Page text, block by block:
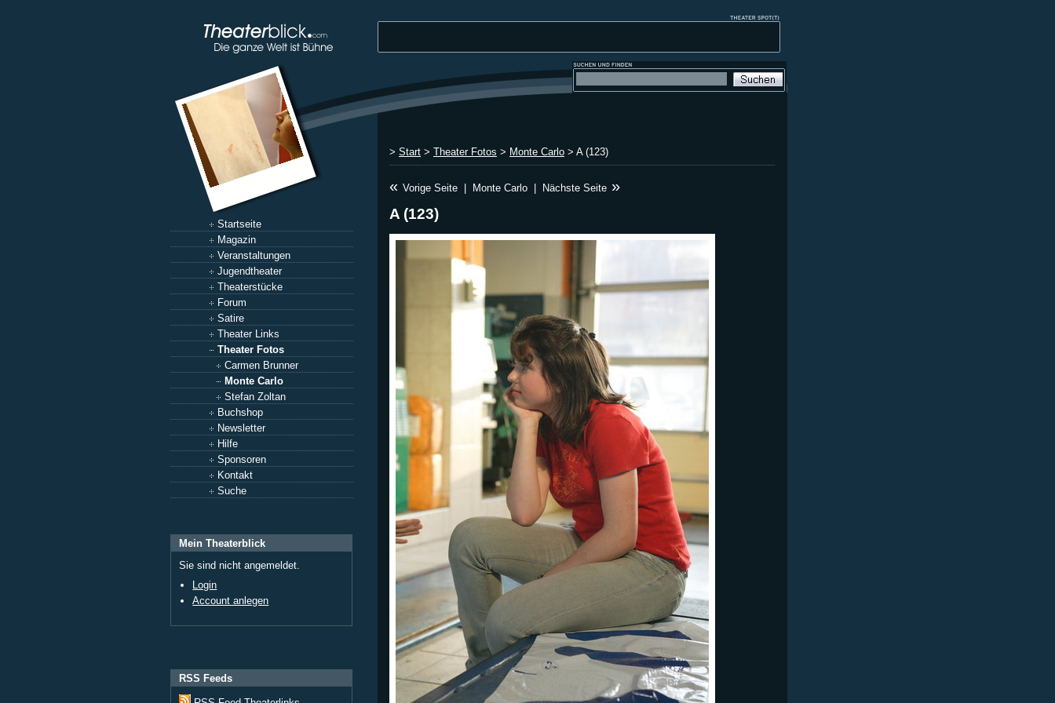
Startseite
Magazin
Veranstaltungen
Jugendtheater
Theaterstücke
Forum
Satire
Theater Links
Theater Fotos
Carmen Brunner
Monte Carlo
Stefan Zoltan
Buchshop
Newsletter
Hilfe
Sponsoren
Kontakt
Suche
Mein Theaterblick
Sie sind nicht angemeldet.
Login
Account anlegen
RSS Feeds
> Start > Theater Fotos > Monte Carlo > A (123)
« Vorige Seite Monte Carlo Nächste Seite »
A (123)